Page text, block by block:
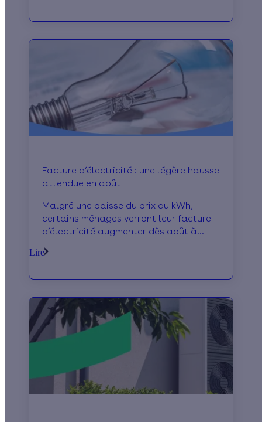
Facture d’électricité : une légère hausse
attendue en août
Malgré une baisse du prix du kWh,
certains ménages verront leur facture
d’électricité augmenter dès août à
Lire